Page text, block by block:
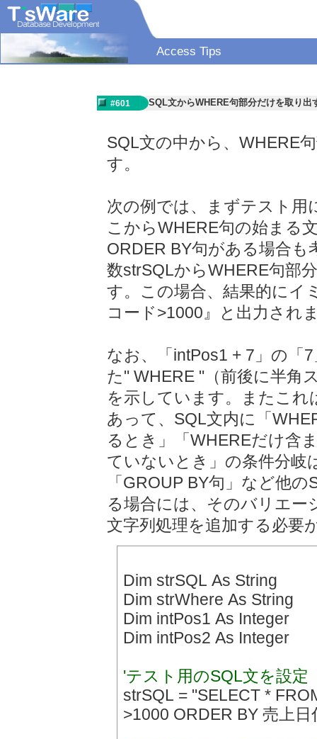
Access Tips
#601 SQL文からWHERE句部分だけを取り出
SQL文の中から、WHERE
す。
次の例では、まずテスト用
こからWHERE句の始まる
ORDER BY句がある場合
数strSQLからWHERE句部
す。この場合、結果的にイ
コード>1000』と出力され
なお、「intPos1 + 7」の「
た" WHERE "（前後に半角
を示しています。またこ
あって、SQL文内に「
るとき」「WHEREだけ含
ていないとき」の条件分岐
「GROUP BY句」など他
る場合には、そのバリエ
文字列処理を追加する必要
Dim strSQL As String
Dim strWhere As String
Dim intPos1 As Integer
Dim intPos2 As Integer
'テスト用のSQL文を設定
strSQL = "SELECT *
>1000 ORDER BY 売上日